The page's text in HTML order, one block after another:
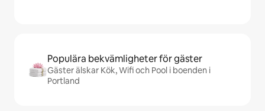
Populära bekvämligheter för gäster
Gäster älskar Kök, Wifi och Pool i boenden i
Portland